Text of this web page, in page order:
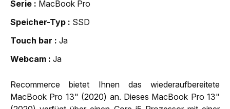
Serie
MacBook Pro
Speicher-Typ
SSD
Touch bar
Ja
Webcam
Ja
Recommerce bietet Ihnen das wiederaufbereitete
MacBook Pro 13" (2020) an. Dieses MacBook Pro 13"